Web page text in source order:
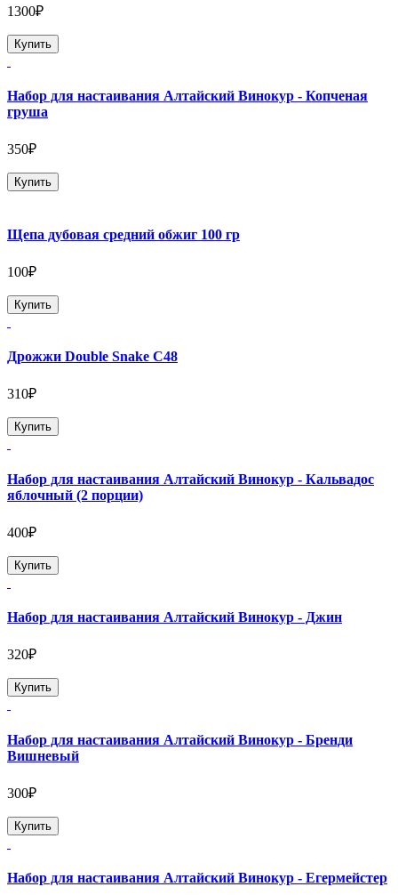
1300₽
Купить
Набор для настаивания Алтайский Винокур - Копченая
груша
350₽
Купить
Щепа дубовая средний обжиг 100 гр
100₽
Купить
Дрожжи Double Snake C48
310₽
Купить
Набор для настаивания Алтайский Винокур - Кальвадос
яблочный (2 порции)
400₽
Купить
Набор для настаивания Алтайский Винокур - Джин
320₽
Купить
Набор для настаивания Алтайский Винокур - Бренди
Вишневый
300₽
Купить
Набор для настаивания Алтайский Винокур - Егермейстер